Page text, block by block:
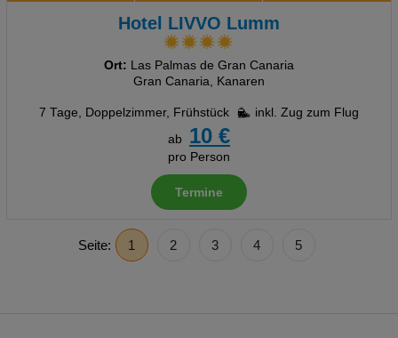
Hotel LIVVO Lumm
Ort: Las Palmas de Gran Canaria
Gran Canaria, Kanaren
7 Tage, Doppelzimmer, Frühstück
inkl. Zug zum Flug
ab
10 €
pro Person
Termine
Seite: 1 2 3 4 5